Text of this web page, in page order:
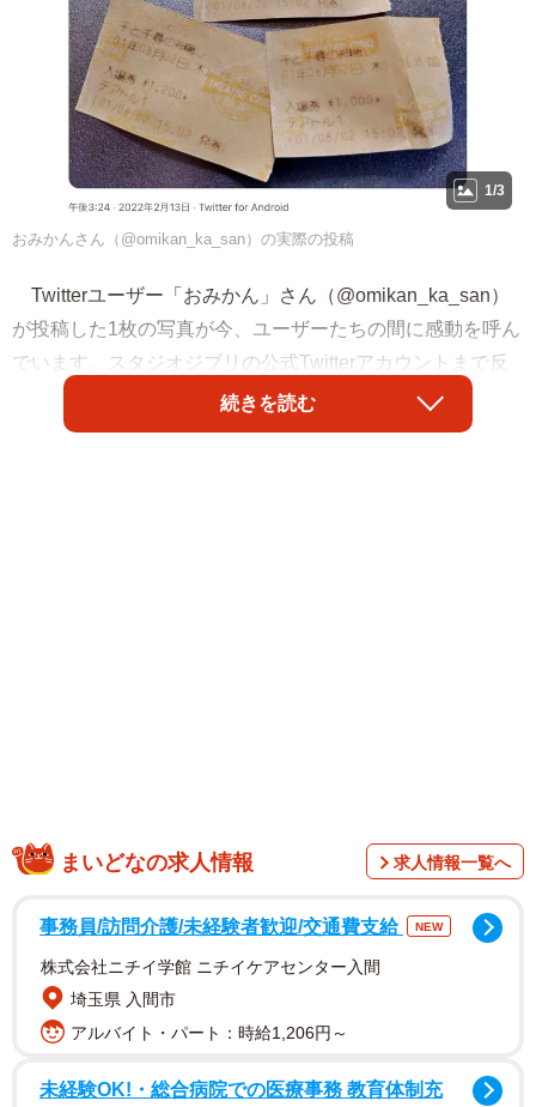
1/3
おみかんさん（@omikan_ka_san）の実際の投稿
Twitterユーザー「おみかん」さん（@omikan_ka_san）
が投稿した1枚の写真が今、ユーザーたちの間に感動を呼ん
でいます。スタジオジブリの公式Twitterアカウントまで反
応を寄せた内容とはーー。投稿者のおみかんさんに話を聞
きました。
おみかんさんは2月13日、自身のTwitterを更新。「昔使っ
隠し』を映画館に観に行った時の入場券が出てきた･･･20年
以上前、お母さんと妹と3人で行った時のやつだ。捨てられ
ないや･･･」と投稿しました。
と千尋の神隠し」「01年08月02日（木）」「入場券
続きを読む
まいどなの求人情報 求人情報一覧へ
事務員/訪問介護/未経験者歓迎/交通費支給 NEW
株式会社ニチイ学館 ニチイケアセンター入間
埼玉県 入間市
アルバイト・パート：時給1,206円～
未経験OK!・総合病院での医療事務 教育体制充